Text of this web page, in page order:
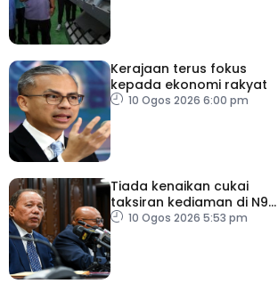
Kerajaan terus fokus
kepada ekonomi rakyat
10 Ogos 2026 6:00 pm
Tiada kenaikan cukai
taksiran kediaman di N9
untuk lima tahun
10 Ogos 2026 5:53 pm